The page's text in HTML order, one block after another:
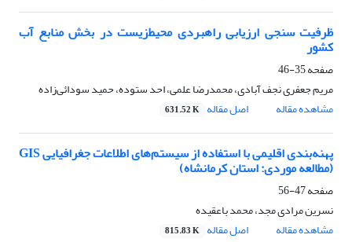
ظرفیت سنجی ارزیابی راهبردی محیط‌زیست در بخش منابع آب
کشور
صفحه35-46
مریم جعفری نجف آبادی، محمدرضا علمی، احد ستوده، حمید سودائی‌زاده
مشاهده مقاله
اصل مقاله 631.52 K
‌پهنه‌بندی اقلیمی با استفاده از سیستم‌های اطلاعات جغرافیایی GIS
(مطالعه موردی: استان کرمانشاه)
صفحه47-56
نسرین مرادی مجد، محمد باعقیده
مشاهده مقاله
اصل مقاله 815.83 K